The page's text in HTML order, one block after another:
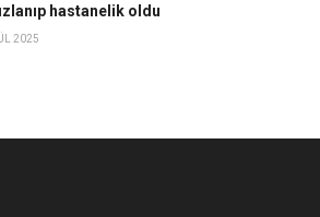
hastanelik oldu
2025